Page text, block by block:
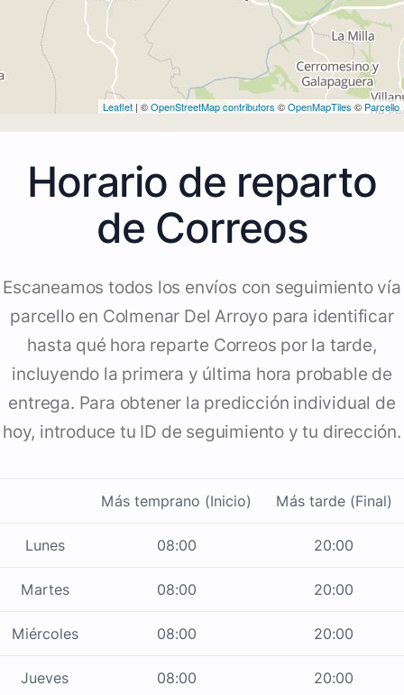
Leaflet | ©OpenStreetMap contributors ©OpenMapTiles © Parcello
Horario de reparto
de Correos
Escaneamos todos los envíos con seguimiento vía
parcello en Colmenar Del Arroyo para identificar
hasta qué hora reparte Correos por la tarde,
incluyendo la primera y última hora probable de
entrega. Para obtener la predicción individual de
hoy, introduce tu ID de seguimiento y tu dirección.
Más temprano (Inicio) Más tarde (Final)
Lunes 08:00 20:00
Martes 08:00 20:00
Miércoles 08:00 20:00
Jueves 08:00 20:00